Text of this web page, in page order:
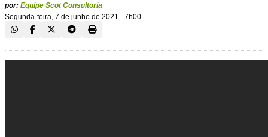
por: Equipe Scot Consultoria
Segunda-feira, 7 de junho de 2021 - 7h00